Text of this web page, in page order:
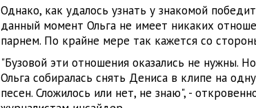
Однако, как удалось узнать у знакомой
данный момент Ольга не имеет никаких
парнем. По крайне мере так кажется со
"Бузовой эти отношения оказались не нужны.
Ольга собиралась снять Дениса в клипе на
песен. Сложилось или нет, не знаю", -